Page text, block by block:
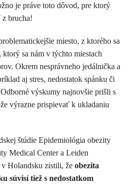
je práve toto dôvod, pre ktorý
brucha!
miesto, z ktorého sa
sa nám v týchto miestach
Okrem nesprávneho jedálnička a
aj stres, nedostatok spánku či
výskumy najnovšie prišli s
výrazne prispievať k ukladaniu
štúdie Epidemiológia obezity
Medical Center a Leiden
Holandsku zistili, že obezita
súvisí tiež s nedostatkom